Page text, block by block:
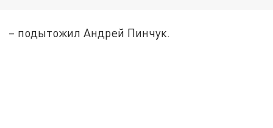
– подытожил Андрей Пинчук.